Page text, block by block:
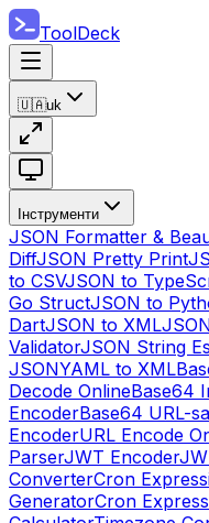
ToolDeck
🇺🇦uk
Інструменти
JSON Formatter &
DiffJSON Pretty Print
to CSVJSON to
Go StructJSON to
DartJSON to XML
ValidatorJSON String
JSONYAML to XML
Decode OnlineBase64
EncoderBase64 URL-
EncoderURL Encode
ParserJWT Encoder
ConverterCron
GeneratorCron